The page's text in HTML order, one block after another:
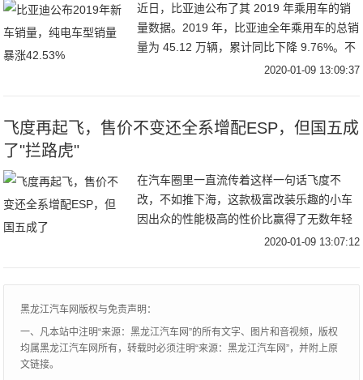
近日，比亚迪公布了其 2019 年乘用车的销
量数据。2019 年，比亚迪全年乘用车的总销
量为 45.12 万辆，累计同比下降 9.76%。不
过值得注意的是，在比亚迪全年新车销量结
2020-01-09 13:09:37
飞度再起飞，售价不变还全系增配ESP，但国五成
了"拦路虎"
在汽车圈里一直流传着这样一句话飞度不
改，不如推下海，这款极富改装乐趣的小车
因出众的性能极高的性价比赢得了无数年轻
人的心，甚至获得了平民超跑的美称。放眼
2020-01-09 13:07:12
黑龙江汽车网版权与免责声明：
一、凡本站中注明“来源：黑龙江汽车网”的所有文字、图片和音视频，版权
均属黑龙江汽车网所有，转载时必须注明“来源：黑龙江汽车网”，并附上原
文链接。